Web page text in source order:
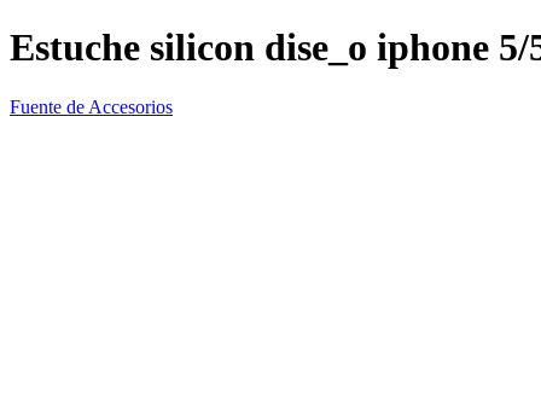
Estuche silicon dise_o iphone 5/
Fuente de Accesorios